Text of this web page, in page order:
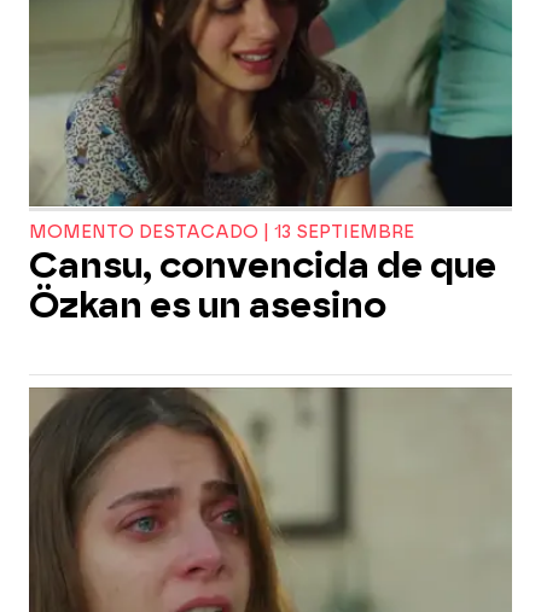
MOMENTO DESTACADO | 13 SEPTIEMBRE
Cansu, convencida de que
Özkan es un asesino